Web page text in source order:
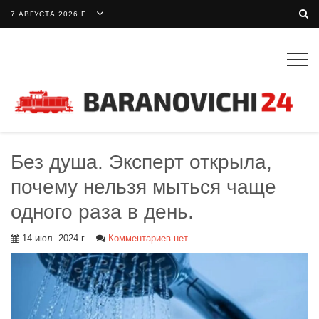
7 АВГУСТА 2026 Г.
Без душа. Эксперт открыла,
почему нельзя мыться чаще
одного раза в день.
14 июл. 2024 г. Комментариев нет